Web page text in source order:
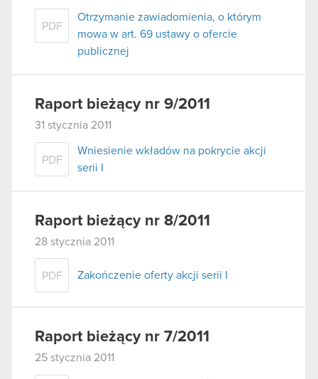
PDF
Otrzymanie zawiadomienia, o którym
mowa w art. 69 ustawy o ofercie
publicznej
Raport bieżący nr 9/2011
31 stycznia 2011
PDF
Wniesienie wkładów na pokrycie akcji
serii I
Raport bieżący nr 8/2011
28 stycznia 2011
PDF Zakończenie oferty akcji serii I
Raport bieżący nr 7/2011
25 stycznia 2011